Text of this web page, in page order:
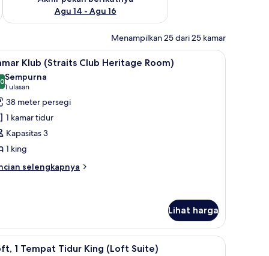
Agu 14 - Agu 16
Menampilkan 25 dari 25 kamar
minibar, brankas, dan meja kerjaKamar Klub (Straits Club Heritage Room) |
9 Klub (Straits Club Heritage Room)
dari 10
Sempurna
1 ulasan
(1
ulasan)
38 meter persegi
1 kamar tidur
Kapasitas 3
1 king
selengkapnya
Lihat harga
brankas, dan meja kerja Loft, 1 Tempat Tidur King (Loft Suite) |
17 1 Tempat Tidur King (Loft Suite)